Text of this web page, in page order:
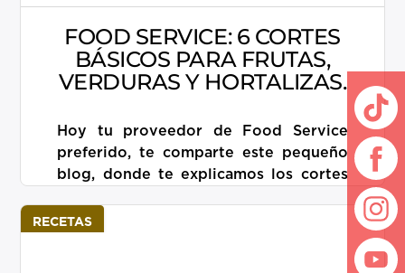
FOOD SERVICE: 6 CORTES
BÁSICOS PARA FRUTAS,
VERDURAS Y HORTALIZAS.
Hoy tu proveedor de Food Service
preferido, te comparte este pequeño
blog, donde te explicamos los cortes
finas hasta […]
RECETAS